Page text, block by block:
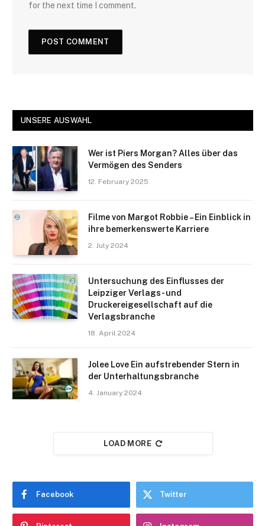
for the next time I comment.
UNSERE AUSWAHL
Wer ist Piers Morgan? Alles über das
Vermögen des Senders
12. February 2025
Filme von Margot Robbie – Ein Einblick in
ihre bemerkenswerte Karriere
2. July 2024
Untersuchung des Einflusses der
Leipziger Verlags- und
Druckereigesellschaft auf die
Verlagsbranche
18. April 2024
Jolee Love Ein aufstrebender Stern in
der Unterhaltungsbranche
4. January 2024
LOAD MORE
Facebook Twitter